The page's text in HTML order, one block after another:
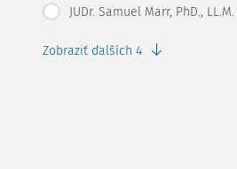
JUDr. Samuel Marr, PhD., LL.M.
Zobraziť ďalších 4